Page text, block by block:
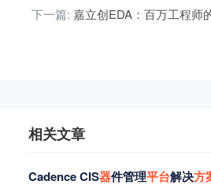
下一篇: 嘉立创EDA：百万工程师
相关文章
Cadence CIS器件管理平台解决方